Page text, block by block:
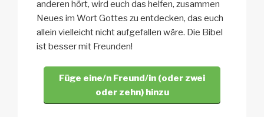
anderen hört, wird euch das helfen, zusammen
Neues im Wort Gottes zu entdecken, das euch
allein vielleicht nicht aufgefallen wäre. Die Bibel
ist besser mit Freunden!
Füge eine/n Freund/in (oder zwei
oder zehn) hinzu